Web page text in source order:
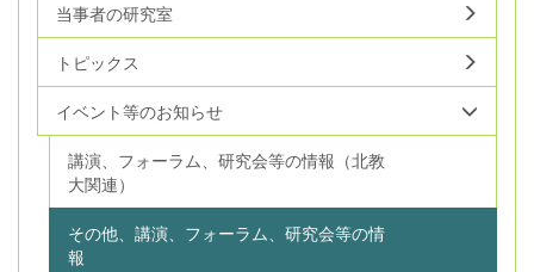
当事者の研究室
トピックス
イベント等のお知らせ
講演、フォーラム、研究会等の情報（北教
大関連）
その他、講演、フォーラム、研究会等の情
報